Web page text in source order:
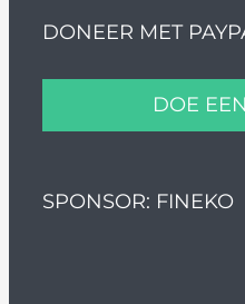
DONEER MET
DOE
SPONSOR: FINEKO